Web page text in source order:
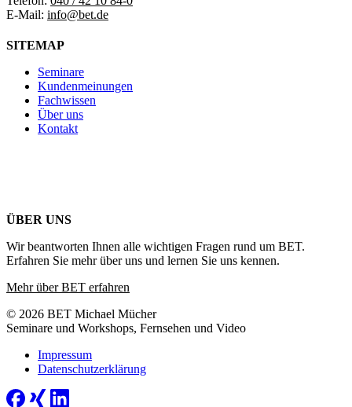
E-Mail: info@bet.de
SITEMAP
Seminare
Kundenmeinungen
Fachwissen
Über uns
Kontakt
ÜBER UNS
Wir beantworten Ihnen alle wichtigen Fragen rund um BET.
Erfahren Sie mehr über uns und lernen Sie uns kennen.
Mehr über BET erfahren
© 2026 BET Michael Mücher
Seminare und Workshops, Fernsehen und Video
Impressum
Datenschutzerklärung